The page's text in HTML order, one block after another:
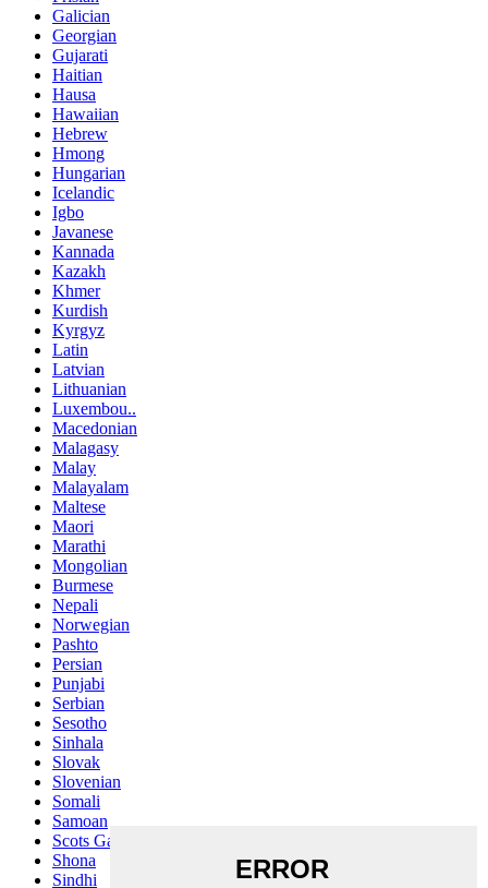
Galician
Georgian
Gujarati
Haitian
Hausa
Hawaiian
Hebrew
Hmong
Hungarian
Icelandic
Igbo
Javanese
Kannada
Kazakh
Khmer
Kurdish
Kyrgyz
Latin
Latvian
Lithuanian
Luxembou..
Macedonian
Malagasy
Malay
Malayalam
Maltese
Maori
Marathi
Mongolian
Burmese
Nepali
Norwegian
Pashto
Persian
Punjabi
Serbian
Sesotho
Sinhala
Slovak
Slovenian
Somali
Samoan
Scots Gaelic
Shona
Sindhi